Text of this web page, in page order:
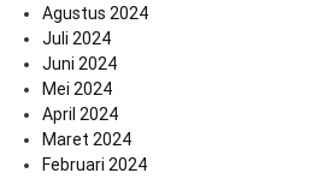
Agustus 2024
Juli 2024
Juni 2024
Mei 2024
April 2024
Maret 2024
Februari 2024